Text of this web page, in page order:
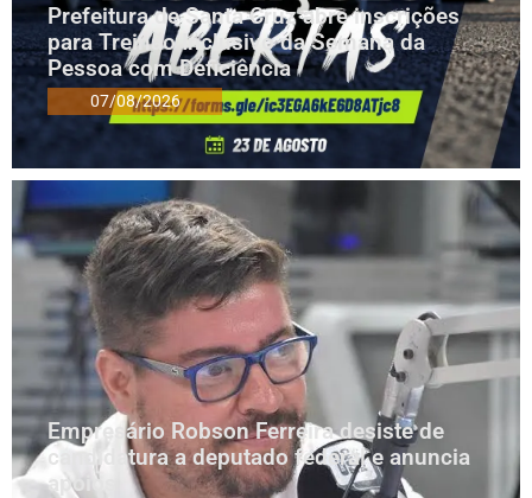
Prefeitura de Santa Cruz abre inscrições
para Treinão Inclusivo da Semana da
Pessoa com Deficiência
07/08/2026
Empresário Robson Ferreira desiste de
candidatura a deputado federal e anuncia
apoios